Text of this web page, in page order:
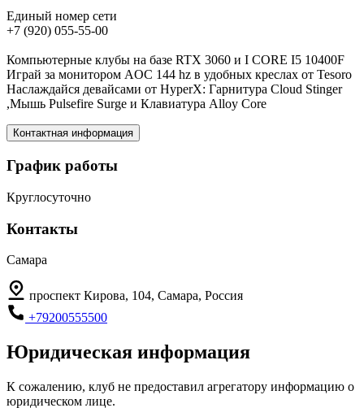
Единый номер сети
+7 (920) 055-55-00
Компьютерные клубы на базе RTX 3060 и I CORE I5 10400F
Играй за монитором AOC 144 hz в удобных креслах от Tesoro
Наслаждайся девайсами от HyperX: Гарнитура Cloud Stinger
,Мышь Pulsefire Surge и Клавиатура Alloy Core
Контактная информация
График работы
Круглосуточно
Контакты
Самара
проспект Кирова, 104, Самара, Россия
+79200555500
Юридическая информация
К сожалению, клуб не предоставил агрегатору информацию о
юридическом лице.